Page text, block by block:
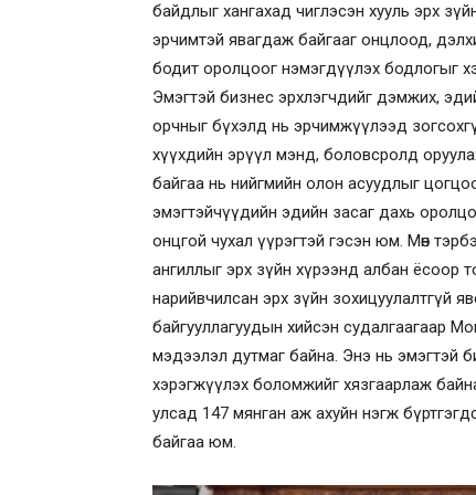
байдлыг хангахад чиглэсэн хууль эрх
эрчимтэй явагдаж байгааг онцлоод,
бодит оролцоог нэмэгдүүлэх бодлогыг
Эмэгтэй бизнес эрхлэгчдийг дэмжих,
орчныг бүхэлд нь эрчимжүүлээд
хүүхдийн эрүүл мэнд, боловсролд оруулах
байгаа нь нийгмийн олон асуудлыг
эмэгтэйчүүдийн эдийн засаг дахь
онцгой чухал үүрэгтэй гэсэн юм. Мөн
ангиллыг эрх зүйн хүрээнд албан ёсоор
нарийвчилсан эрх зүйн зохицуулалтгүй
байгууллагуудын хийсэн судалгаагаар
мэдээлэл дутмаг байна. Энэ нь эмэгтэй
хэрэгжүүлэх боломжийг хязгаарлаж
улсад 147 мянган аж ахуйн нэгж
байгаа юм.